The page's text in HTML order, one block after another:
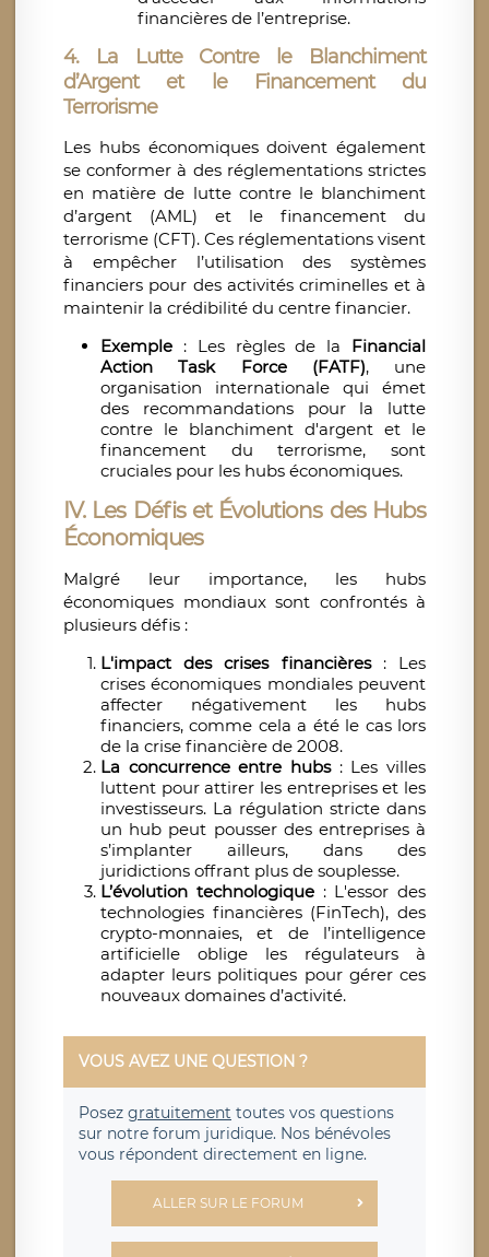
financières de l’entreprise.
4. La Lutte Contre le Blanchiment
d’Argent et le Financement du
Terrorisme
Les hubs économiques doivent également
se conformer à des réglementations strictes
en matière de lutte contre le blanchiment
d’argent (AML) et le financement du
terrorisme (CFT). Ces réglementations visent
à empêcher l’utilisation des systèmes
financiers pour des activités criminelles et à
maintenir la crédibilité du centre financier.
Exemple : Les règles de la Financial
Action Task Force (FATF), une
organisation internationale qui émet
des recommandations pour la lutte
contre le blanchiment d'argent et le
financement du terrorisme, sont
cruciales pour les hubs économiques.
IV. Les Défis et Évolutions des Hubs
Économiques
Malgré leur importance, les hubs
économiques mondiaux sont confrontés à
plusieurs défis :
L'impact des crises financières: Les
crises économiques mondiales peuvent
affecter négativement les hubs
financiers, comme cela a été le cas lors
de la crise financière de 2008.
La concurrence entre hubs: Les villes
luttent pour attirer les entreprises et les
investisseurs. La régulation stricte dans
un hub peut pousser des entreprises à
s’implanter ailleurs, dans des
juridictions offrant plus de souplesse.
L’évolution technologique: L'essor des
technologies financières (FinTech), des
crypto-monnaies, et de l’intelligence
artificielle oblige les régulateurs à
adapter leurs politiques pour gérer ces
nouveaux domaines d’activité.
VOUS AVEZ UNE QUESTION ?
Posez gratuitement toutes vos questions
sur notre forum juridique. Nos bénévoles
vous répondent directement en ligne.
ALLER SUR LE FORUM